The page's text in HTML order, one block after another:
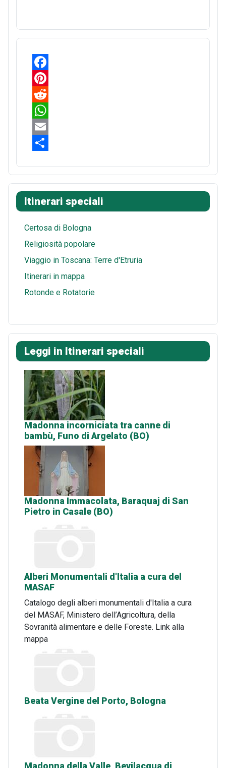
F
a
c
e
b
o
k
P
n
r
e
s
R
e
d
i
t
W
h
t
s
A
p
E
a
i
l
h
a
r
Itinerari speciali
Certosa di Bologna
Religiosità popolare
Viaggio in Toscana: Terre d'Etruria
Itinerari in mappa
Rotonde e Rotatorie
Leggi in Itinerari speciali
Madonna incorniciata tra canne di
bambù, Funo di Argelato (BO)
Madonna Immacolata, Baraquaj di San
Pietro in Casale (BO)
Alberi Monumentali d'Italia a cura del
MASAF
Catalogo degli alberi monumentali d'Italia a cura
del MASAF, Ministero dell’Agricoltura, della
Sovranità alimentare e delle Foreste. Link alla
mappa
Beata Vergine del Porto, Bologna
Madonna della Valle, Bevilacqua di